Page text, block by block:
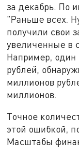
за декабрь. По
"Раньше всех.
получили свои
увеличенные в
Например, один
рублей,
миллионов
миллионов.
Точное
этой ошибкой,
Масштабы